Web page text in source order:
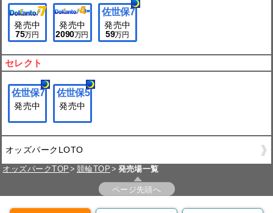
発売中
75万円
発売中
2090万円
佐世保7
発売中
59万円
セレクト
佐世保7
発売中
佐世保5
発売中
オッズパークLOTO
オッズパークTOP 競輪TOP 発売場一覧
ページ先頭へ